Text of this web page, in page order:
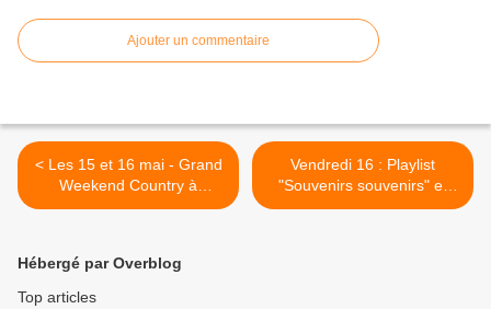
Ajouter un commentaire
< Les 15 et 16 mai - Grand
Weekend Country à
Lannion
Vendredi 16 : Playlist
"Souvenirs souvenirs" et
playlist de réserve ! >
Hébergé par Overblog
Top articles